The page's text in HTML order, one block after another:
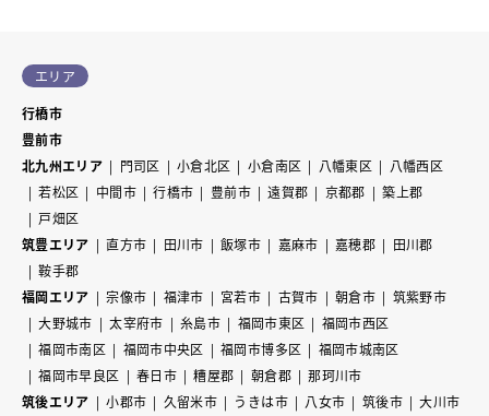
エリア
行橋市
豊前市
北九州エリア
門司区 小倉北区 小倉南区 八幡東区
八幡西区
若松区
中間市 行橋市 豊前市 遠賀郡 京都郡
築上郡
戸畑区
筑豊エリア
直方市 田川市 飯塚市 嘉麻市 嘉穂郡
田川郡
鞍手郡
福岡エリア
宗像市 福津市 宮若市 古賀市 朝倉市
筑紫野市
大野城市
太宰府市 糸島市 福岡市東区
福岡市西区
福岡市南区
福岡市中央区 福岡市博多区
福岡市城南区
福岡市早良区
春日市 糟屋郡 朝倉郡
那珂川市
筑後エリア
小郡市 久留米市 うきは市 八女市 筑後市
大川市